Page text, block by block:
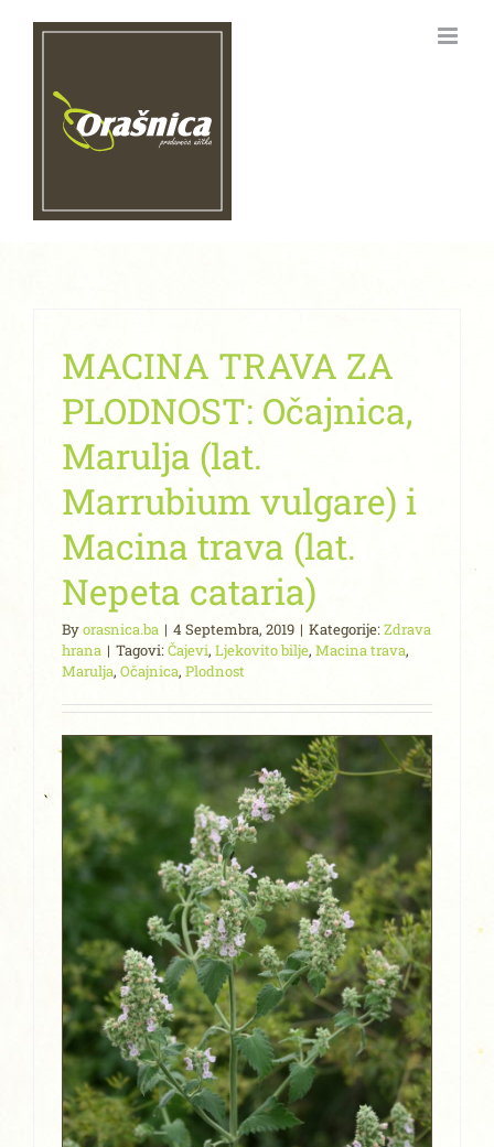
MACINA TRAVA ZA
PLODNOST: Očajnica,
Marulja (lat.
Marrubium vulgare) i
Macina trava (lat.
Nepeta cataria)
Byorasnica.ba | 4 Septembra, 2019 | Kategorije:Zdrava
hrana | Tagovi:Čajevi, Ljekovito bilje, Macina trava,
Marulja, Očajnica, Plodnost